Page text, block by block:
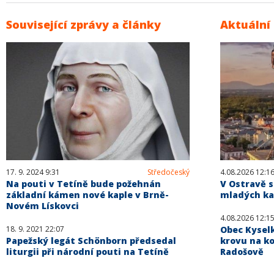
Související zprávy a články
17. 9. 2024 9:31 Středočeský
Na pouti v Tetíně bude požehnán
základní kámen nové kaple v Brně-
Novém Lískovci
18. 9. 2021 22:07
Papežský legát Schönborn předsedal
liturgii při národní pouti na Tetíně
Aktuální
4.08.2026 12:16
V Ostravě
mladých
4.08.2026 12:15
Obec
krovu na
Radošově